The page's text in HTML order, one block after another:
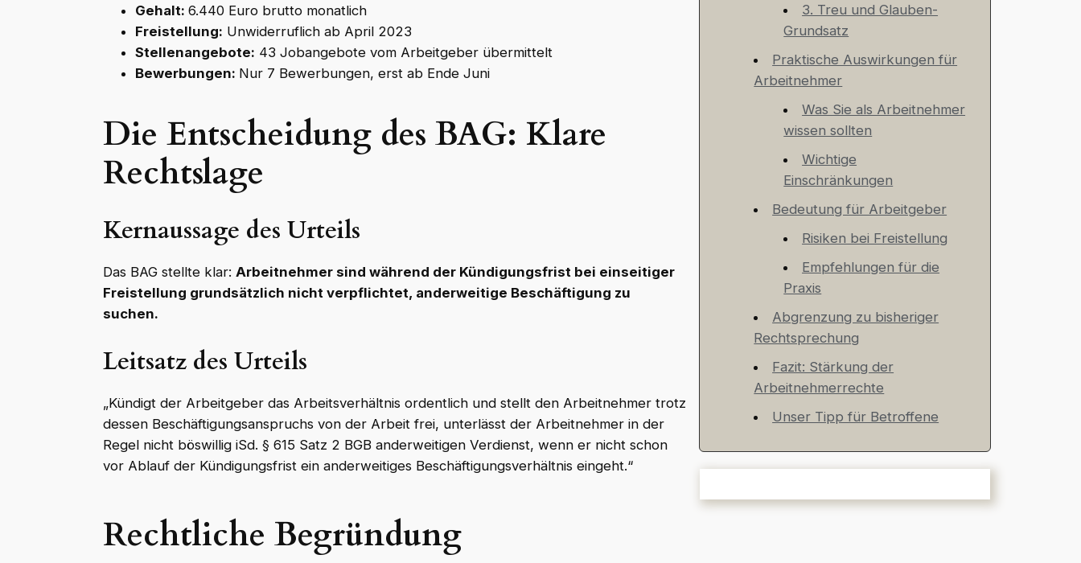
Gehalt: 6.440 Euro brutto monatlich
Freistellung: Unwiderruflich ab April 2023
Stellenangebote: 43 Jobangebote vom Arbeitgeber übermittelt
Bewerbungen: Nur 7 Bewerbungen, erst ab Ende Juni
Die Entscheidung des BAG: Klare
Rechtslage
Kernaussage des Urteils
Das BAG stellte klar: Arbeitnehmer sind während der Kündigungsfrist bei einseitiger
Freistellung grundsätzlich nicht verpflichtet, anderweitige Beschäftigung zu
suchen.
Leitsatz des Urteils
„Kündigt der Arbeitgeber das Arbeitsverhältnis ordentlich und stellt den Arbeitnehmer trotz
dessen Beschäftigungsanspruchs von der Arbeit frei, unterlässt der Arbeitnehmer in der
Regel nicht böswillig iSd. § 615 Satz 2 BGB anderweitigen Verdienst, wenn er nicht schon
vor Ablauf der Kündigungsfrist ein anderweitiges Beschäftigungsverhältnis eingeht.“
Rechtliche Begründung
3. Treu und Glauben-
Grundsatz
Praktische Auswirkungen für
Arbeitnehmer
Was Sie als Arbeitnehmer
wissen sollten
Wichtige
Einschränkungen
Bedeutung für Arbeitgeber
Risiken bei Freistellung
Empfehlungen für die
Praxis
Abgrenzung zu bisheriger
Rechtsprechung
Fazit: Stärkung der
Arbeitnehmerrechte
Unser Tipp für Betroffene